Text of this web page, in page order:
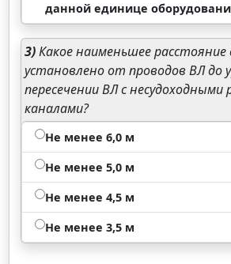
данной единице
3)Какое наименьшее
установлено от проводов ВЛ до
пересечении ВЛ с несудоходными
каналами?
Не менее 6,0 м
Не менее 5,0 м
Не менее 4,5 м
Не менее 3,5 м